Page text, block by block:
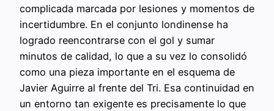
complicada marcada por lesiones y momentos de
incertidumbre. En el conjunto londinense ha
logrado reencontrarse con el gol y sumar
minutos de calidad, lo que a su vez lo consolidó
como una pieza importante en el esquema de
Javier Aguirre al frente del Tri. Esa continuidad en
un entorno tan exigente es precisamente lo que